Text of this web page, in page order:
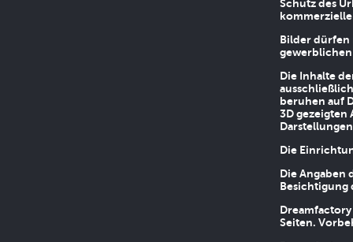
Schutz des
Bilder dürfen
Die Inhalte
beruhen auf
3D gezeigten
Die
Die
Besichtigung
Seiten.